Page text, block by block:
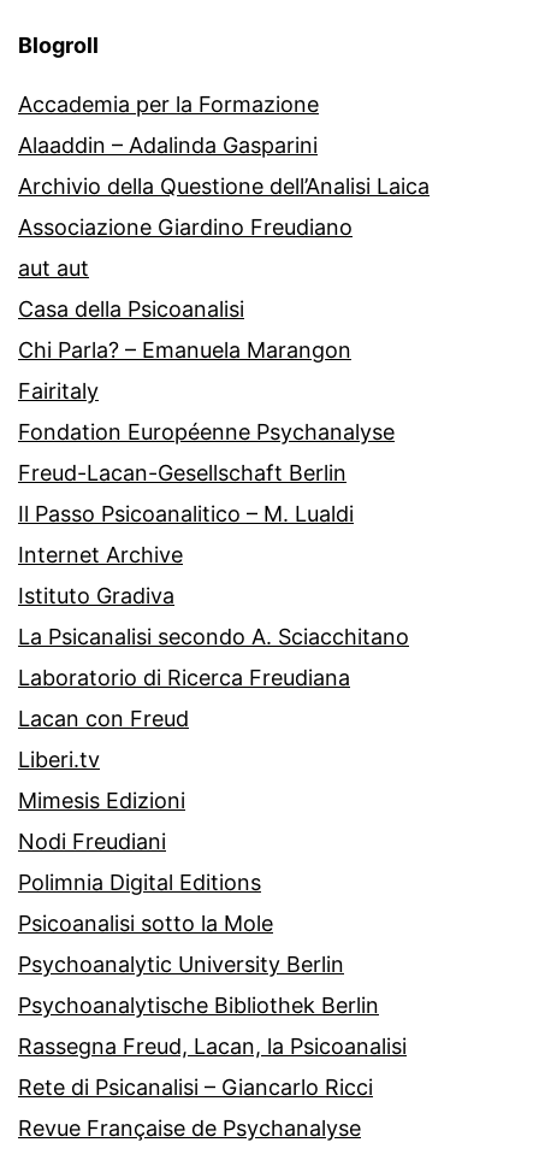
Blogroll
Accademia per la Formazione
Alaaddin – Adalinda Gasparini
Archivio della Questione dell’Analisi Laica
Associazione Giardino Freudiano
aut aut
Casa della Psicoanalisi
Chi Parla? – Emanuela Marangon
Fairitaly
Fondation Européenne Psychanalyse
Freud-Lacan-Gesellschaft Berlin
Il Passo Psicoanalitico – M. Lualdi
Internet Archive
Istituto Gradiva
La Psicanalisi secondo A. Sciacchitano
Laboratorio di Ricerca Freudiana
Lacan con Freud
Liberi.tv
Mimesis Edizioni
Nodi Freudiani
Polimnia Digital Editions
Psicoanalisi sotto la Mole
Psychoanalytic University Berlin
Psychoanalytische Bibliothek Berlin
Rassegna Freud, Lacan, la Psicoanalisi
Rete di Psicanalisi – Giancarlo Ricci
Revue Française de Psychanalyse